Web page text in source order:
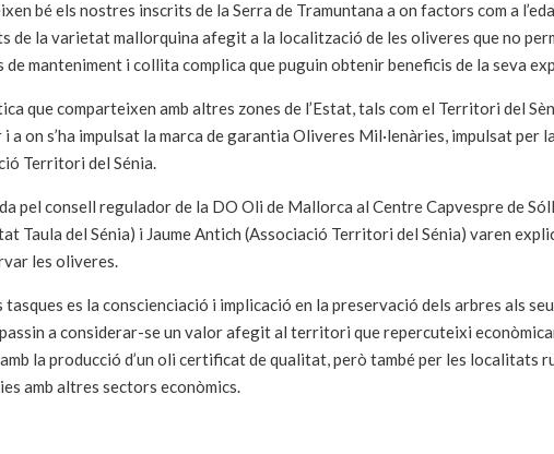
bé els nostres inscrits de la Serra de Tramuntana a on factors com a
de la varietat mallorquina afegit a la localització de les oliveres que no
de manteniment i collita complica que puguin obtenir beneficis de la seva
que comparteixen amb altres zones de l’Estat, tals com el Territori del
a on s’ha impulsat la marca de garantia Oliveres Mil·lenàries, impulsat per
Territori del Sénia.
pel consell regulador de la DO Oli de Mallorca al Centre Capvespre de
Taula del Sénia) i Jaume Antich (Associació Territori del Sénia) varen
les oliveres.
tasques es la conscienciació i implicació en la preservació dels arbres als
a considerar-se un valor afegit al territori que repercuteixi
la producció d’un oli certificat de qualitat, però també per les localitats
amb altres sectors econòmics.